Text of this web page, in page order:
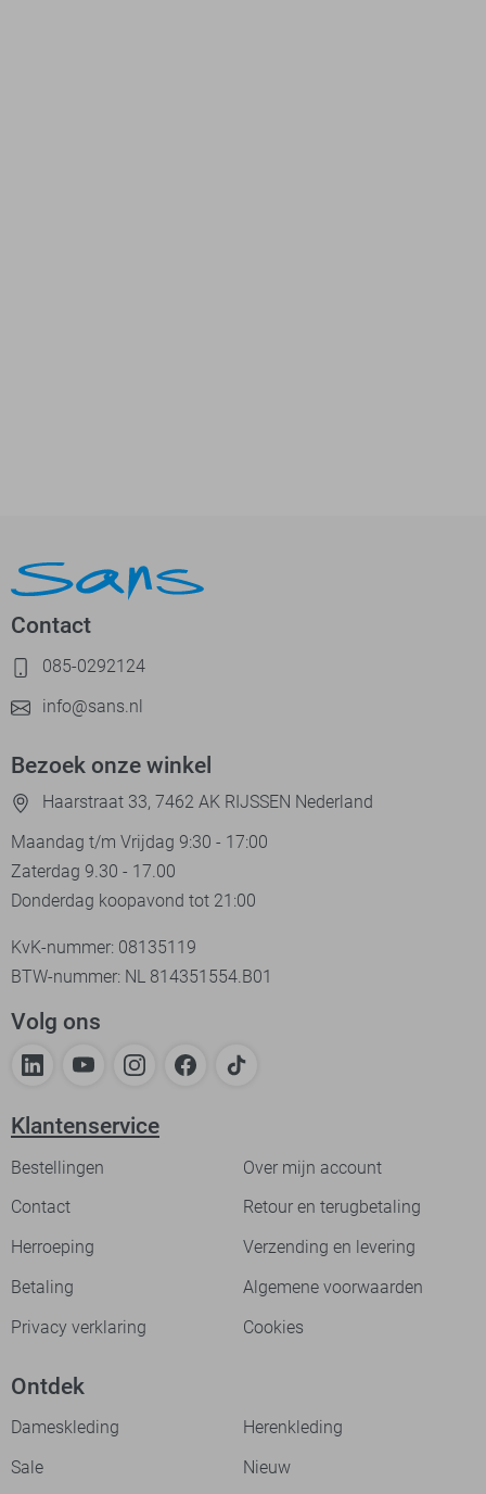
Contact
085-0292124
info@sans.nl
Bezoek onze winkel
Haarstraat 33, 7462 AK RIJSSEN Nederland
Maandag t/m Vrijdag 9:30 - 17:00
Zaterdag 9.30 - 17.00
Donderdag koopavond tot 21:00
KvK-nummer: 08135119
BTW-nummer: NL 814351554.B01
Volg ons
Klantenservice
Bestellingen
Over mijn account
Contact
Retour en terugbetaling
Herroeping
Verzending en levering
Betaling
Algemene voorwaarden
Privacy verklaring
Cookies
Ontdek
Dameskleding
Herenkleding
Sale
Nieuw